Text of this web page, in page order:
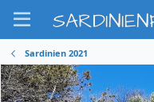
Sardinien 2021